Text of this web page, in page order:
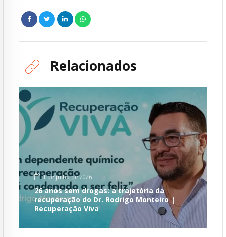
Relacionados
1 de julho de 2026
26 anos sem drogas: a trajetória da
recuperação do Dr. Rodrigo Monteiro |
Recuperação Viva